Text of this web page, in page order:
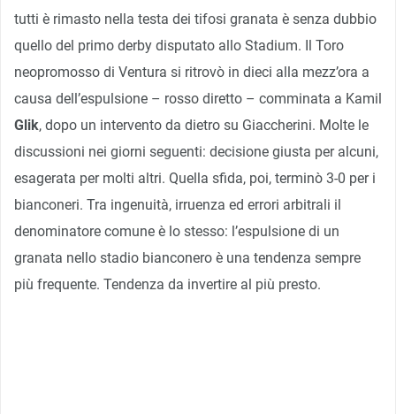
tutti è rimasto nella testa dei tifosi granata è senza dubbio
quello del primo derby disputato allo Stadium. Il Toro
neopromosso di Ventura si ritrovò in dieci alla mezz’ora a
causa dell’espulsione – rosso diretto – comminata a Kamil
Glik, dopo un intervento da dietro su Giaccherini. Molte le
discussioni nei giorni seguenti: decisione giusta per alcuni,
esagerata per molti altri. Quella sfida, poi, terminò 3-0 per i
bianconeri. Tra ingenuità, irruenza ed errori arbitrali il
denominatore comune è lo stesso: l’espulsione di un
granata nello stadio bianconero è una tendenza sempre
più frequente. Tendenza da invertire al più presto.